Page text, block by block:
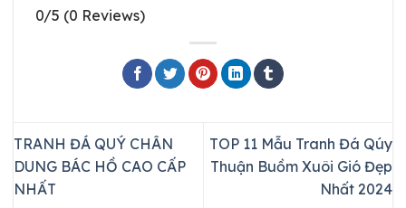
0/5 (0 Reviews)
TRANH ĐÁ QUÝ CHÂN
DUNG BÁC HỒ CAO CẤP
NHẤT
TOP 11 Mẫu Tranh Đá Qúy
Thuận Buồm Xuôi Gió Đẹp
Nhất 2024